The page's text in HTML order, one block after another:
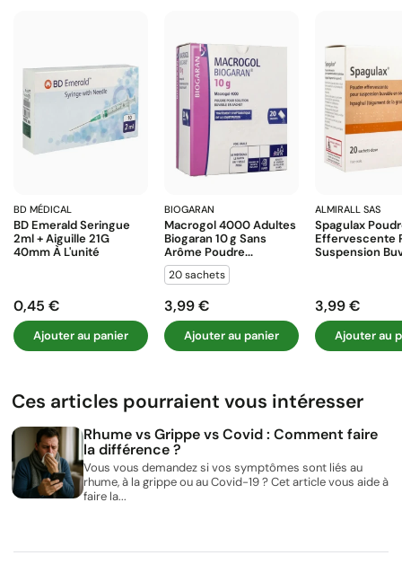
BD MÉDICAL
BD Emerald Seringue
2ml + Aiguille 21G
40mm À L'unité
Prix
0,45 €
Ajouter au panier
BIOGARAN
Macrogol 4000 Adultes
Biogaran 10 G Sans
Arôme Poudre...
20 sachets
Prix
3,99 €
Ajouter au panier
ALMIRALL SAS
Spagulax
Effervescente
Suspension
Prix
3,99 €
Ajouter au
Ces articles pourraient vous intéresser
Rhume vs Grippe vs Covid : Comment faire
la différence ?
Vous vous demandez si vos symptômes sont liés au
rhume, à la grippe ou au Covid-19 ? Cet article vous aide à
faire la...